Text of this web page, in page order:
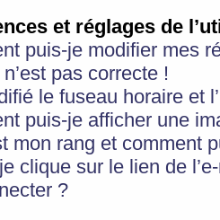
et réglages de
puis-je modifier mes
n’est pas correcte !
le fuseau horaire et
puis-je afficher une
mon rang et comment
clique sur le lien de
?